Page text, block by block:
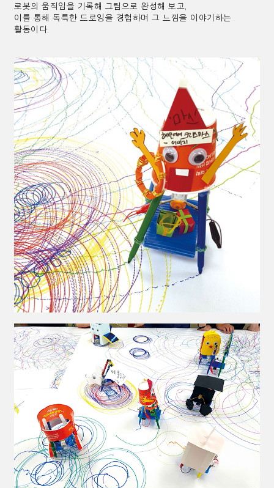
로봇의 움직임을 기록해 그림으로 완성해 보고,
이를 통해 독특한 드로잉을 경험하며 그 느낌을 이야기하는
활동이다.